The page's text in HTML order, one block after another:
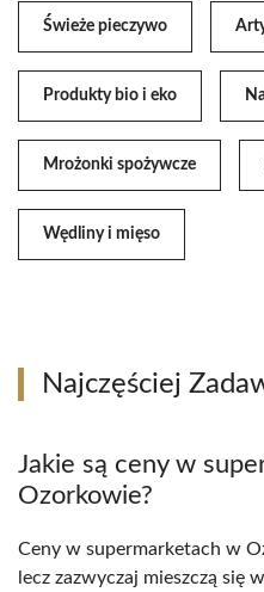
Świeże pieczywo
Produkty bio i eko
Mrożonki spożywcze
Wędliny i mięso
Najczęściej
Jakie są ceny w
Ozorkowie?
Ceny w supermarketach w
lecz zazwyczaj mieszczą się